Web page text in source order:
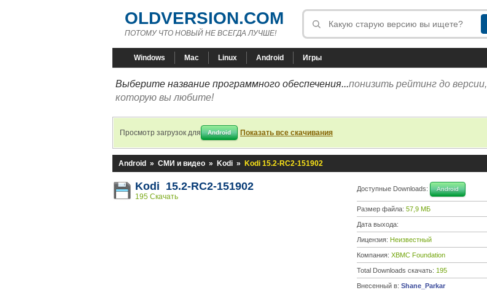
OLDVERSION.COM
ПОТОМУ ЧТО НОВЫЙ НЕ ВСЕГДА ЛУЧШЕ!
Windows Mac Linux Android Игры
Выберите название программного обеспечения...понизить рейтинг до версии,
которую вы любите!
Просмотр загрузок для Android Показать все скачивания
Android » СМИ и видео » Kodi » Kodi 15.2-RC2-151902
Kodi 15.2-RC2-151902
195 Скачать
Доступные Downloads: Android
Размер файла: 57,9 МБ
Дата выхода:
Лицензия: Неизвестный
Компания: XBMC Foundation
Total Downloads скачать: 195
Внесенный в: Shane_Parkar